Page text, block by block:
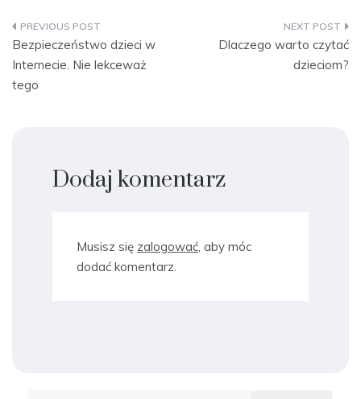
Nawigacja
wpisu
Bezpieczeństwo dzieci w
Internecie. Nie lekceważ
tego
Dlaczego warto czytać
dzieciom?
Dodaj komentarz
Musisz się zalogować, aby móc
dodać komentarz.